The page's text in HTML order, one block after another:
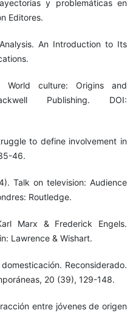
y problemáticas en
Editores.
An Introduction to Its
culture: Origins and
Publishing. DOI:
to define involvement in
46.
Talk on television: Audience
Routledge.
Marx & Frederick Engels.
Lawrence & Wishart.
Reconsiderado.
20 (39), 129-148.
entre jóvenes de origen